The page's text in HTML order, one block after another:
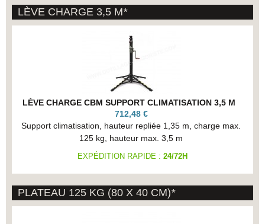
LÈVE CHARGE 3,5 M*
LÈVE CHARGE CBM SUPPORT CLIMATISATION 3,5 M
712,48 €
Support climatisation, hauteur repliée 1,35 m, charge max.
125 kg, hauteur max. 3,5 m
EXPÉDITION RAPIDE : 24/72H
PLATEAU 125 KG (80 X 40 CM)*